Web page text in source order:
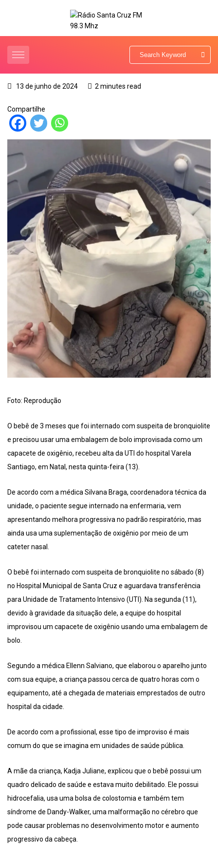
13 de junho de 2024 2 minutes read
Compartilhe
Foto: Reprodução
O bebê de 3 meses que foi internado com suspeita de bronquiolite
e precisou usar uma embalagem de bolo improvisada como um
capacete de oxigênio, recebeu alta da UTI do hospital Varela
Santiago, em Natal, nesta quinta-feira (13).
De acordo com a médica Silvana Braga, coordenadora técnica da
unidade, o paciente segue internado na enfermaria, vem
apresentando melhora progressiva no padrão respiratório, mas
ainda usa uma suplementação de oxigênio por meio de um
cateter nasal.
O bebê foi internado com suspeita de bronquiolite no sábado (8)
no Hospital Municipal de Santa Cruz e aguardava transferência
para Unidade de Tratamento Intensivo (UTI). Na segunda (11),
devido à gravidade da situação dele, a equipe do hospital
improvisou um capacete de oxigênio usando uma embalagem de
bolo.
Segundo a médica Ellenn Salviano, que elaborou o aparelho junto
com sua equipe, a criança passou cerca de quatro horas com o
equipamento, até a chegada de materiais emprestados de outro
hospital da cidade.
De acordo com a profissional, esse tipo de improviso é mais
comum do que se imagina em unidades de saúde pública.
A mãe da criança, Kadja Juliane, explicou que o bebê possui um
quadro delicado de saúde e estava muito debilitado. Ele possui
hidrocefalia, usa uma bolsa de colostomia e também tem
síndrome de Dandy-Walker, uma malformação no cérebro que
pode causar problemas no desenvolvimento motor e aumento
progressivo da cabeça.